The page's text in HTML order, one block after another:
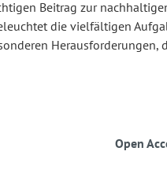
Beitrag zur
die vielfältigen
Herausforderungen,
Open